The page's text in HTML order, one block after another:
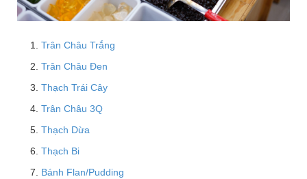
Trân Châu Trắng
Trân Châu Đen
Thạch Trái Cây
Trân Châu 3Q
Thạch Dừa
Thạch Bi
Bánh Flan/Pudding